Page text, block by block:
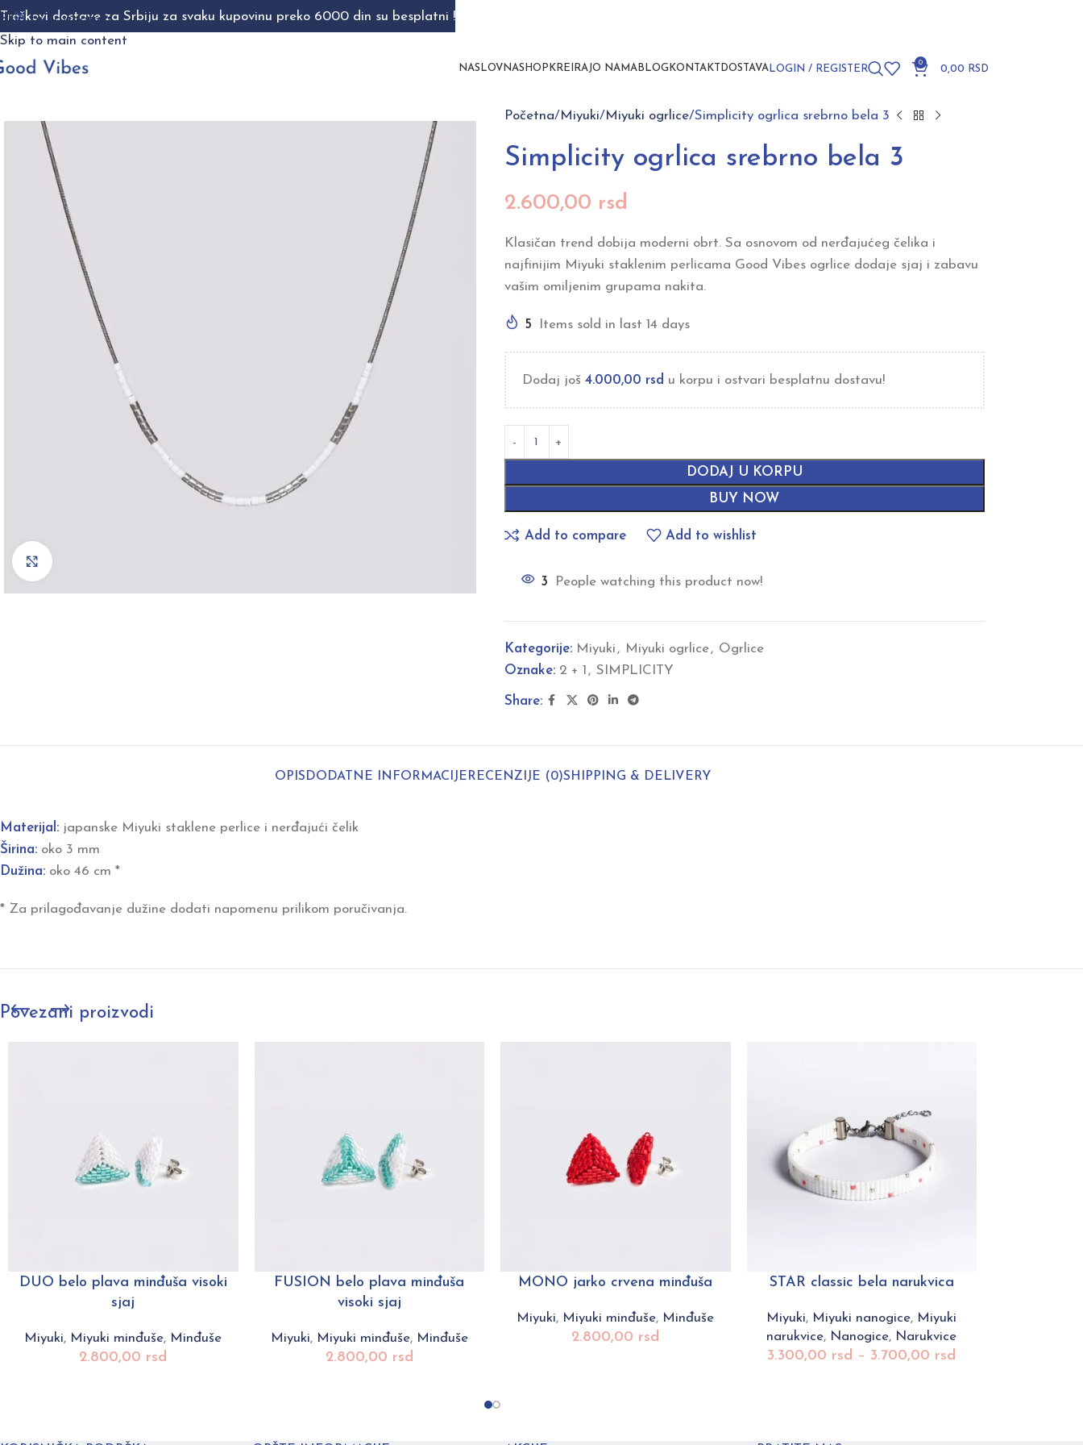
Skip to navigation
Skip to main content
NASLOVNASHOP KREIRAJO NAMA BLOG KONTAKT DOSTAVA LOGIN / REGISTER
0
0,00 RSD
Početna Miyuki Miyuki ogrlice Simplicity ogrlica srebrno bela 3
Simplicity ogrlica srebrno bela 3
2.600,00 rsd
Klasičan trend dobija moderni obrt. Sa osnovom od nerđajućeg čelika i
najfinijim Miyuki staklenim perlicama Good Vibes ogrlice dodaje sjaj i zabavu
vašim omiljenim grupama nakita.
5 Items sold in last 14 days
Dodaj još 4.000,00 rsd u korpu i ostvari besplatnu dostavu!
DODAJ U KORPU
BUY NOW
Add to compare Add to wishlist
3 People watching this product now!
Kategorije: Miyuki , Miyuki ogrlice, Ogrlice
Oznake: 2 + 1 , SIMPLICITY
Share:
OPIS DODATNE INFORMACIJE RECENZIJE (0)SHIPPING & DELIVERY
Materijal: japanske Miyuki staklene perlice i nerđajući čelik
Širina: oko 3 mm
Dužina: oko 46 cm *
* Za prilagođavanje dužine dodati napomenu prilikom poručivanja.
Povezani proizvodi
DUO belo plava minđuša visoki
sjaj
Miyuki, Miyuki minđuše, Minđuše
2.800,00 rsd
FUSION belo plava minđuša
visoki sjaj
Miyuki, Miyuki minđuše, Minđuše
2.800,00 rsd
MONO jarko crvena minđuša
Miyuki, Miyuki minđuše, Minđuše
2.800,00 rsd
STAR classic bela narukvica
Miyuki, Miyuki nanogice, Miyuki
narukvice, Nanogice, Narukvice
3.300,00 rsd – 3.700,00 rsd
Troškovi dostave za Srbiju za svaku kupovinu preko 6000 din su besplatni !